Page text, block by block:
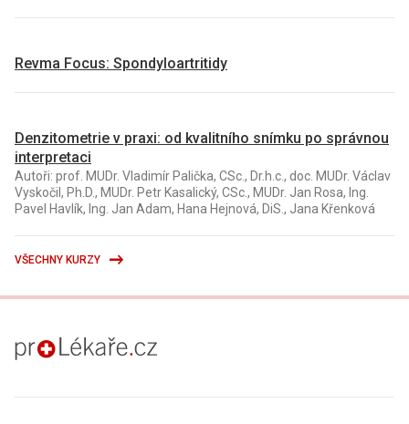
Revma Focus: Spondyloartritidy
Denzitometrie v praxi: od kvalitního snímku po správnou
interpretaci
Autoři: prof. MUDr. Vladimír Palička, CSc., Dr.h.c., doc. MUDr. Václav
Vyskočil, Ph.D., MUDr. Petr Kasalický, CSc., MUDr. Jan Rosa, Ing.
Pavel Havlík, Ing. Jan Adam, Hana Hejnová, DiS., Jana Křenková
VŠECHNY KURZY
proLékaře.cz